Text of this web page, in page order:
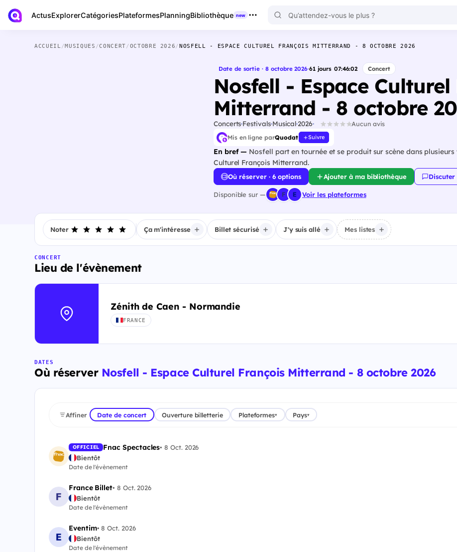
ActusExplorerCatégoriesPlateformesPlanningBibliothèque new
ACCUEIL /MUSIQUES /CONCERT/OCTOBRE 2026/NOSFELL - ESPACE CULTUREL FRANÇOIS MITTERRAND - 8 OCTOBRE 2026
Date de sortie · 8 octobre 2026·61 jours 07:46:01 Concert
Nosfell - Espace
Mitterrand - 8 octobre
Concerts FestivalsMusical 2026 Aucun avis
Mis en ligne parQuodat Suivre
En bref — Nosfell part en tournée et se produit sur scène dans
Culturel François Mitterrand.
Où réserver · 6 options Ajouter à ma bibliothèque Discuter
Disponible sur — Voir les plateformes
Noter Ça m'intéresse Billet sécurisé J'y suis allé Mes listes
CONCERT
Lieu de l'évènement
Zénith de Caen - Normandie
FRANCE
DATES
Où réserver Nosfell - Espace Culturel François Mitterrand - 8 octobre 2026
Affiner Date de concert Ouverture billetterie Plateformes▾ Pays▾
OFFICIEL Fnac Spectacles•8 Oct. 2026
Bientôt
Date de l'évènement
France Billet• 8 Oct. 2026
Bientôt
Date de l'évènement
Eventim•8 Oct. 2026
Bientôt
Date de l'évènement